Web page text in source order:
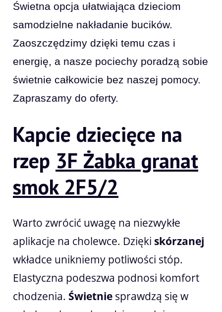
Świetna opcja ułatwiająca dzieciom
samodzielne nakładanie bucików.
Zaoszczędzimy dzięki temu czas i
energię, a nasze pociechy poradzą sobie
świetnie całkowicie bez naszej pomocy.
Zapraszamy do oferty.
Kapcie dziecięce na
rzep 3F Żabka granat
smok 2F5/2
Warto zwrócić uwagę na niezwykłe
aplikacje na cholewce. Dzięki skórzanej
wkładce unikniemy potliwości stóp.
Elastyczna podeszwa podnosi komfort
chodzenia. Świetnie sprawdzą się w